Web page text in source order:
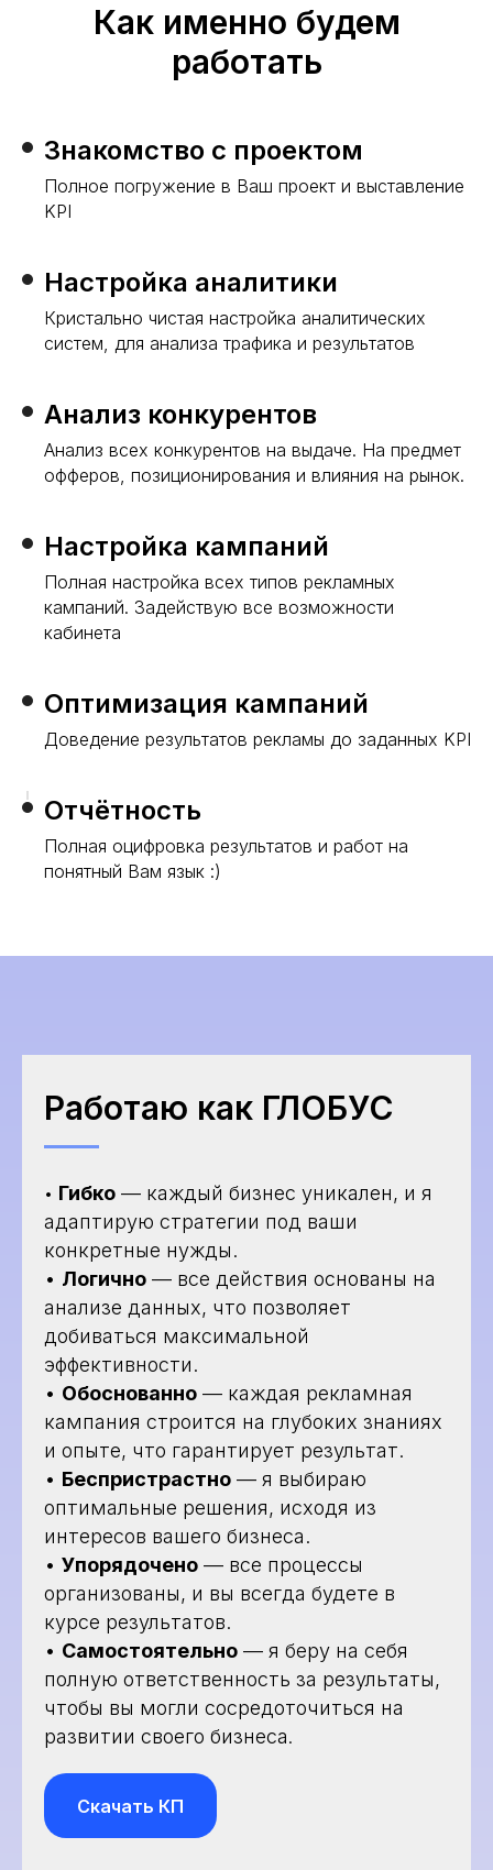
Как именно будем
работать
Знакомство с проектом
Полное погружение в Ваш проект и выставление
KPI
Настройка аналитики
Кристально чистая настройка аналитических
систем, для анализа трафика и результатов
Анализ конкурентов
Анализ всех конкурентов на выдаче. На предмет
офферов, позиционирования и влияния на рынок.
Настройка кампаний
Полная настройка всех типов рекламных
кампаний. Задействую все возможности
кабинета
Оптимизация кампаний
Доведение результатов рекламы до заданных KPI
Отчётность
Полная оцифровка результатов и работ на
понятный Вам язык :)
Работаю как ГЛОБУС
• Гибко — каждый бизнес уникален, и я
адаптирую стратегии под ваши
конкретные нужды.
• Логично — все действия основаны на
анализе данных, что позволяет
добиваться максимальной
эффективности.
• Обоснованно — каждая рекламная
кампания строится на глубоких знаниях
и опыте, что гарантирует результат.
• Беспристрастно — я выбираю
оптимальные решения, исходя из
интересов вашего бизнеса.
• Упорядочено — все процессы
организованы, и вы всегда будете в
курсе результатов.
• Самостоятельно — я беру на себя
полную ответственность за результаты,
чтобы вы могли сосредоточиться на
развитии своего бизнеса.
Скачать КП